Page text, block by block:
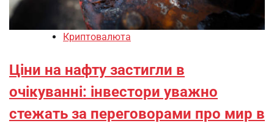
Криптовалюта
Ціни на нафту застигли в
очікуванні: інвестори уважно
стежать за переговорами про мир в